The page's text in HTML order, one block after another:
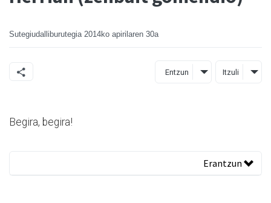
Sutegiudalliburutegia 2014ko apirilaren 30a
Entzun Itzuli
Begira, begira!
Erantzun